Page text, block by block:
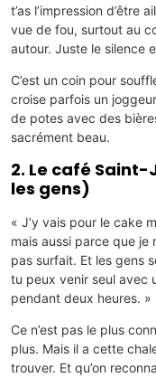
t’as l’impression d’être
vue de fou, surtout au
autour. Juste le silence
C’est un coin pour
croise parfois un
de potes avec des
sacrément beau.
2. Le café
les gens)
« J’y vais pour le cake
mais aussi parce que je
pas surfait. Et les gens
tu peux venir seul avec
pendant deux heures. »
Ce n’est pas le plus
plus. Mais il a cette
trouver. Et qu’on